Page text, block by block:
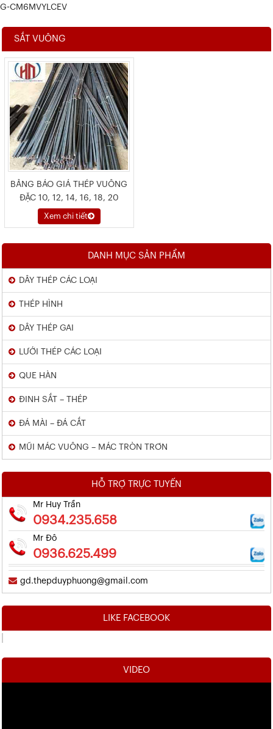
G-CM6MVYLCEV
SẮT VUÔNG
BẢNG BÁO GIÁ THÉP VUÔNG
ĐẶC 10, 12, 14, 16, 18, 20
Xem chi tiết
DANH MỤC SẢN PHẨM
DÂY THÉP CÁC LOẠI
THÉP HÌNH
DÂY THÉP GAI
LƯỚI THÉP CÁC LOẠI
QUE HÀN
ĐINH SẮT – THÉP
ĐÁ MÀI – ĐÁ CẮT
MŨI MÁC VUÔNG – MÁC TRÒN TRƠN
HỖ TRỢ TRỰC TUYẾN
Mr Huy Trần
0934.235.658
Mr Đô
0936.625.499
gd.thepduyphuong@gmail.com
LIKE FACEBOOK
VIDEO